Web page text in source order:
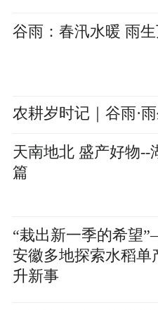
谷雨：春汛水暖 雨
农耕岁时记｜谷雨·
天南地北 盛产好物--
篇
“栽出新一季的希望
安徽多地探索水稻单
升新事